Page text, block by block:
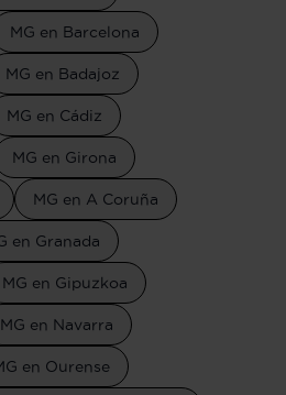
MG en Barcelona
MG en Badajoz
MG en Cádiz
MG en Girona
MG en A Coruña
en Granada
MG en Gipuzkoa
MG en Navarra
en Ourense